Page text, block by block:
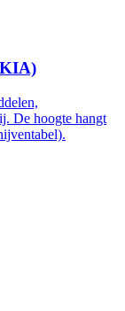
De hoogte hangt